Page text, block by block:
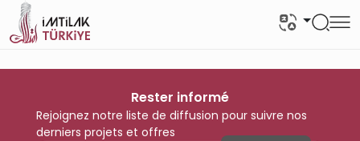
Rester informé
Rejoignez notre liste de diffusion pour suivre nos
derniers projets et offres